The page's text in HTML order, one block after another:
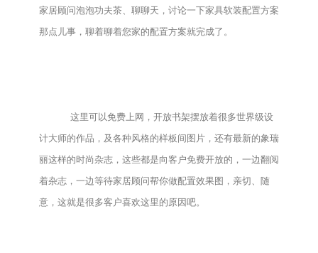
家居顾问泡泡功夫茶、聊聊天，讨论一下家具软装配置方案
那点儿事，聊着聊着您家的配置方案就完成了。
这里可以免费上网，开放书架摆放着很多世界级设
计大师的作品，及各种风格的样板间图片，还有最新的象瑞
丽这样的时尚杂志，这些都是向客户免费开放的，一边翻阅
着杂志，一边等待家居顾问帮你做配置效果图，亲切、随
意，这就是很多客户喜欢这里的原因吧。